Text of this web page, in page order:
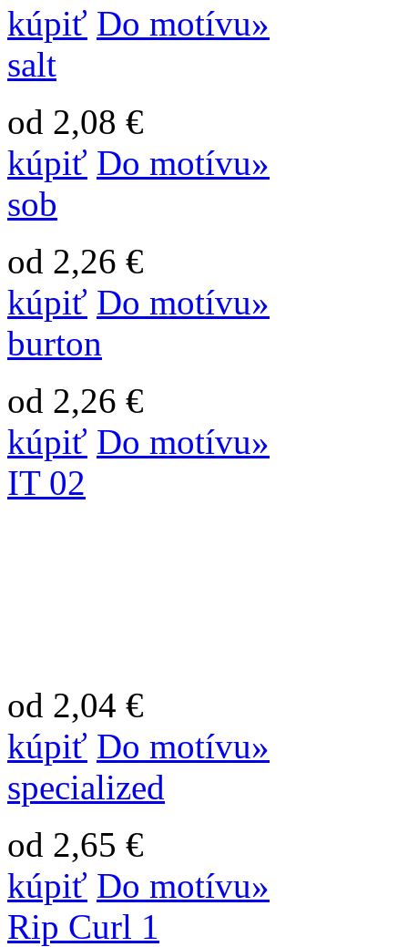
kúpiť Do motívu»
salt
od 2,08 €
kúpiť Do motívu»
sob
od 2,26 €
kúpiť Do motívu»
burton
od 2,26 €
kúpiť Do motívu»
IT 02
od 2,04 €
kúpiť Do motívu»
specialized
od 2,65 €
kúpiť Do motívu»
Rip Curl 1